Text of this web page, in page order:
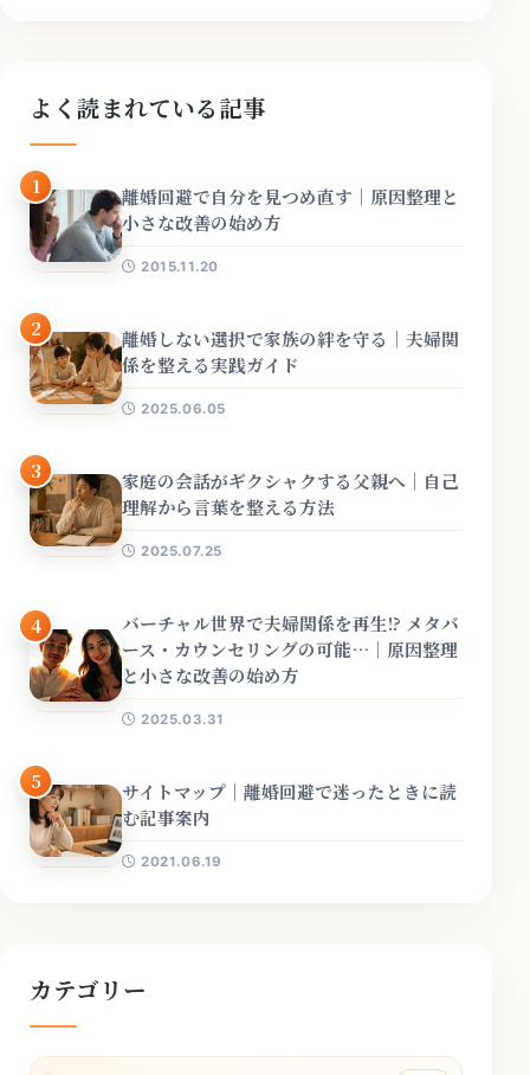
よく読まれている記事
1
離婚回避で自分を見つめ直す｜原因整理と
小さな改善の始め方
2015.11.20
2
離婚しない選択で家族の絆を守る｜夫婦関
係を整える実践ガイド
2025.06.05
3
家庭の会話がギクシャクする父親へ｜自己
理解から言葉を整える方法
2025.07.25
4
バーチャル世界で夫婦関係を再生!? メタバ
ース・カウンセリングの可能…｜原因整理
と小さな改善の始め方
2025.03.31
5
サイトマップ｜離婚回避で迷ったときに読
む記事案内
2021.06.19
カテゴリー